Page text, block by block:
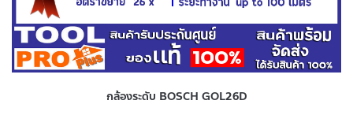
กล้องระดับ BOSCH GOL26D